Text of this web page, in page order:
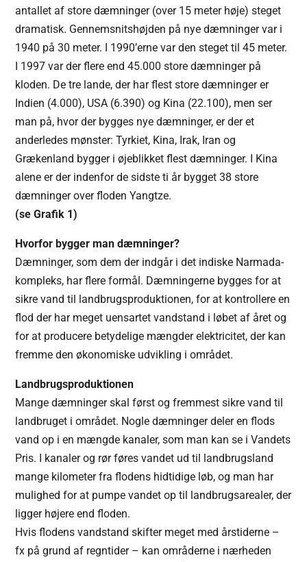
antallet af store dæmninger (over 15 meter høje) steget
dramatisk. Gennemsnitshøjden på nye dæmninger var i
1940 på 30 meter. I 1990’erne var den steget til 45 meter.
I 1997 var der flere end 45.000 store dæmninger på
kloden. De tre lande, der har flest store dæmninger er
Indien (4.000), USA (6.390) og Kina (22.100), men ser
man på, hvor der bygges nye dæmninger, er der et
anderledes mønster: Tyrkiet, Kina, Irak, Iran og
Grækenland bygger i øjeblikket flest dæmninger. I Kina
alene er der indenfor de sidste ti år bygget 38 store
dæmninger over floden Yangtze.
(se Grafik 1)
Hvorfor bygger man dæmninger?
Dæmninger, som dem der indgår i det indiske Narmada-
kompleks, har flere formål. Dæmningerne bygges for at
sikre vand til landbrugsproduktionen, for at kontrollere en
flod der har meget uensartet vandstand i løbet af året og
for at producere betydelige mængder elektricitet, der kan
fremme den økonomiske udvikling i området.
Landbrugsproduktionen
Mange dæmninger skal først og fremmest sikre vand til
landbruget i området. Nogle dæmninger deler en flods
vand op i en mængde kanaler, som man kan se i Vandets
Pris. I kanaler og rør føres vandet ud til landbrugsland
mange kilometer fra flodens hidtidige løb, og man har
mulighed for at pumpe vandet op til landbrugsarealer, der
ligger højere end floden.
Hvis flodens vandstand skifter meget med årstiderne –
fx på grund af regntider – kan områderne i nærheden